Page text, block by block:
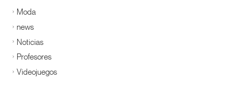
Moda
news
Noticias
Profesores
Videojuegos